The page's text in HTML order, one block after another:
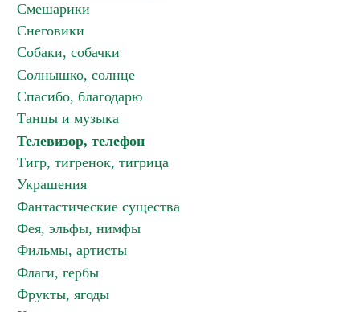
Смешарики
Снеговики
Собаки, собачки
Солнышко, солнце
Спасибо, благодарю
Танцы и музыка
Телевизор, телефон
Тигр, тигренок, тигрица
Украшения
Фантастические существа
Фея, эльфы, нимфы
Фильмы, артисты
Флаги, гербы
Фрукты, ягоды